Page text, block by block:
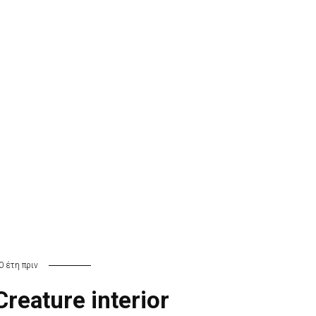
έτη πριν
interior